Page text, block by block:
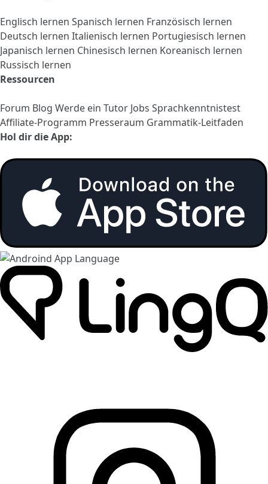
Englisch lernen Spanisch lernen Französisch lernen
Deutsch lernen Italienisch lernen Portugiesisch lernen
Japanisch lernen Chinesisch lernen Koreanisch lernen
Russisch lernen
Ressourcen
Forum Blog Werde ein Tutor Jobs Sprachkenntnistest
Affiliate-Programm Presseraum Grammatik-Leitfaden
Hol dir die App: